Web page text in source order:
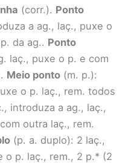
(corr.). Ponto
a ag., laç., puxe o
da ag.. Ponto
laç., puxe o p. e com
Meio ponto (m. p.):
o p. laç., rem. todos
introduza a ag., laç.,
outra laç., rem.
(p. a. duplo): 2 laç.,
o p. laç., rem., 2 p.* (2